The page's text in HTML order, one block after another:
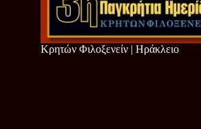
Κρητών Φιλοξενείν | Ηράκλειο